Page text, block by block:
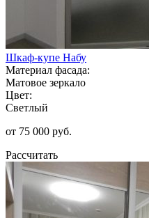
Шкаф-купе Набу
Материал фасада:
Матовое зеркало
Цвет:
Светлый
от 75 000 руб.
Рассчитать